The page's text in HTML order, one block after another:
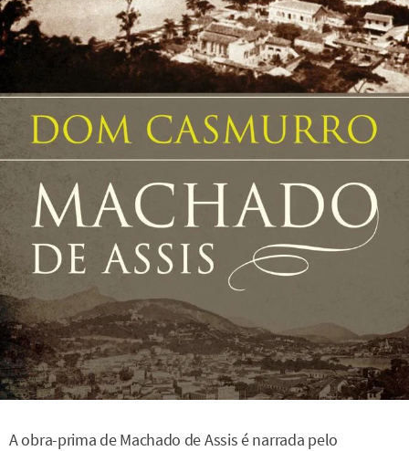
A obra-prima de Machado de Assis é narrada pelo